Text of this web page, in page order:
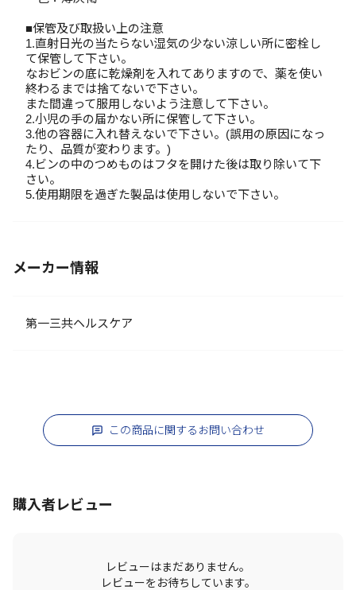
■保管及び取扱い上の注意
1.直射日光の当たらない湿気の少ない涼しい所に密栓し
て保管して下さい。
なおビンの底に乾燥剤を入れてありますので、薬を使い
終わるまでは捨てないで下さい。
また間違って服用しないよう注意して下さい。
2.小児の手の届かない所に保管して下さい。
3.他の容器に入れ替えないで下さい。(誤用の原因になっ
たり、品質が変わります。)
4.ビンの中のつめものはフタを開けた後は取り除いて下
さい。
5.使用期限を過ぎた製品は使用しないで下さい。
メーカー情報
第一三共ヘルスケア
この商品に関するお問い合わせ
購入者レビュー
レビューはまだありません。
レビューをお待ちしています。